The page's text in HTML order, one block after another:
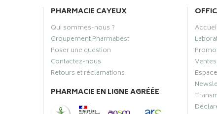
PHARMACIE CAYEUX
Qui sommes-nous ?
Groupement Pharmabest
Poser une question
Contactez-nous
Retours et réclamations
PHARMACIE EN LIGNE AGRÉÉE